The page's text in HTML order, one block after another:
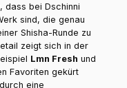
dass bei Dschinni
sind, die genau
Shisha-Runde zu
zeigt sich in der
Lmn Fresh und
Favoriten gekürt
eine